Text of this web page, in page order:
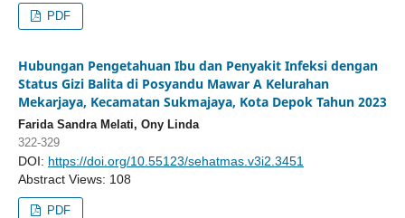
PDF
Hubungan Pengetahuan Ibu dan Penyakit Infeksi dengan
Status Gizi Balita di Posyandu Mawar A Kelurahan
Mekarjaya, Kecamatan Sukmajaya, Kota Depok Tahun 2023
Farida Sandra Melati, Ony Linda
322-329
DOI: https://doi.org/10.55123/sehatmas.v3i2.3451
Abstract Views: 108
PDF